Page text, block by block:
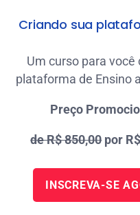
Criando sua
Um curso para você
plataforma de Ensino
Preço
de R$ 850,00por
INSCREVA-SE